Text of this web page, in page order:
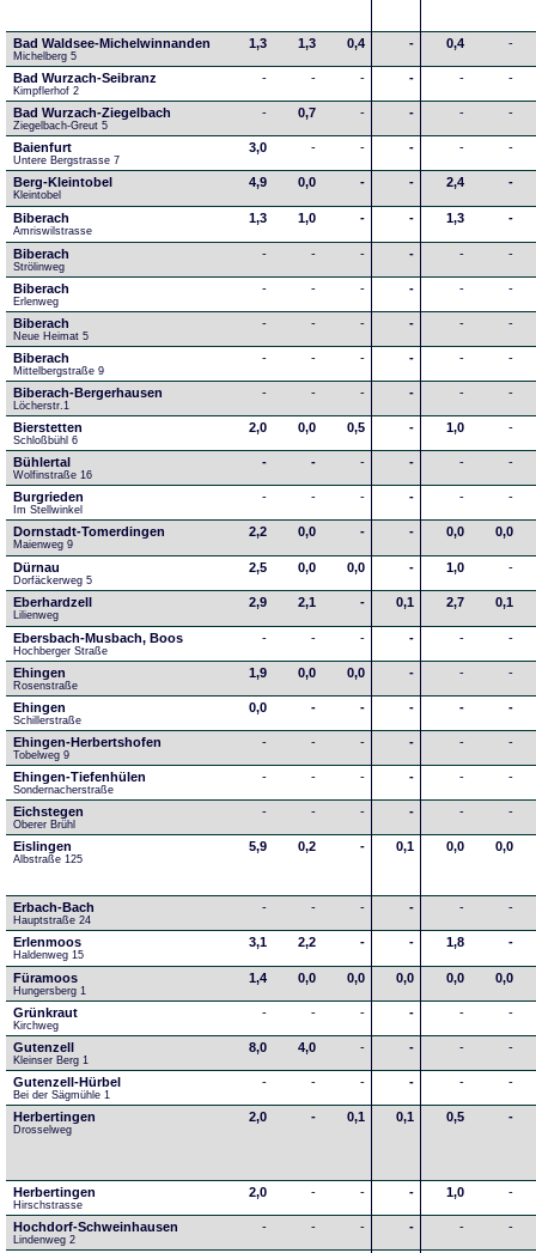
Bad Waldsee-Michelwinnanden
Michelberg 5
1,3 1,3 0,4 - 0,4 -
Bad Wurzach-Seibranz
Kimpflerhof 2
- - - - - -
Bad Wurzach-Ziegelbach
Ziegelbach-Greut 5
- 0,7 - - - -
Baienfurt
Untere Bergstrasse 7
3,0 - - - - -
Berg-Kleintobel
Kleintobel
4,9 0,0 - - 2,4 -
Biberach
Amriswilstrasse
1,3 1,0 - - 1,3 -
Biberach
Strölinweg
- - - - - -
Biberach
Erlenweg
- - - - - -
Biberach
Neue Heimat 5
- - - - - -
Biberach
Mittelbergstraße 9
- - - - - -
Biberach-Bergerhausen
Löcherstr.1
- - - - - -
Bierstetten
Schloßbühl 6
2,0 0,0 0,5 - 1,0 -
Bühlertal
Wolfinstraße 16
- - - - - -
Burgrieden
Im Stellwinkel
- - - - - -
Dornstadt-Tomerdingen
Maienweg 9
2,2 0,0 - - 0,0 0,0
Dürnau
Dorfäckerweg 5
2,5 0,0 0,0 - 1,0 -
Eberhardzell
Lilienweg
2,9 2,1 - 0,1 2,7 0,1
Ebersbach-Musbach, Boos
Hochberger Straße
- - - - - -
Ehingen
Rosenstraße
1,9 0,0 0,0 - - -
Ehingen
Schillerstraße
0,0 - - - - -
Ehingen-Herbertshofen
Tobelweg 9
- - - - - -
Ehingen-Tiefenhülen
Sondernacherstraße
- - - - - -
Eichstegen
Oberer Brühl
- - - - - -
Eislingen
Albstraße 125
5,9 0,2 - 0,1 0,0 0,0
Erbach-Bach
Hauptstraße 24
- - - - - -
Erlenmoos
Haldenweg 15
3,1 2,2 - - 1,8 -
Füramoos
Hungersberg 1
1,4 0,0 0,0 0,0 0,0 0,0
Grünkraut
Kirchweg
- - - - - -
Gutenzell
Kleinser Berg 1
8,0 4,0 - - - -
Gutenzell-Hürbel
Bei der Sägmühle 1
- - - - - -
Herbertingen
Drosselweg
2,0 - 0,1 0,1 0,5 -
Herbertingen
Hirschstrasse
2,0 - - - 1,0 -
Hochdorf-Schweinhausen
Lindenweg 2
- - - - - -